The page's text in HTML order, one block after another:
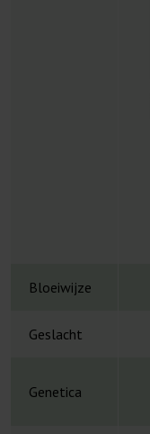
Bloeiwijze
Geslacht
Genetica